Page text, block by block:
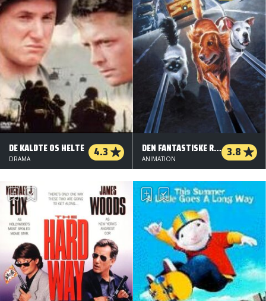
DE KALDTE OS HELTE 4.3
DRAMA
DEN FANTASTISKE REJSE - VÆK I SAN FRANCISCO 3.8
ANIMATION